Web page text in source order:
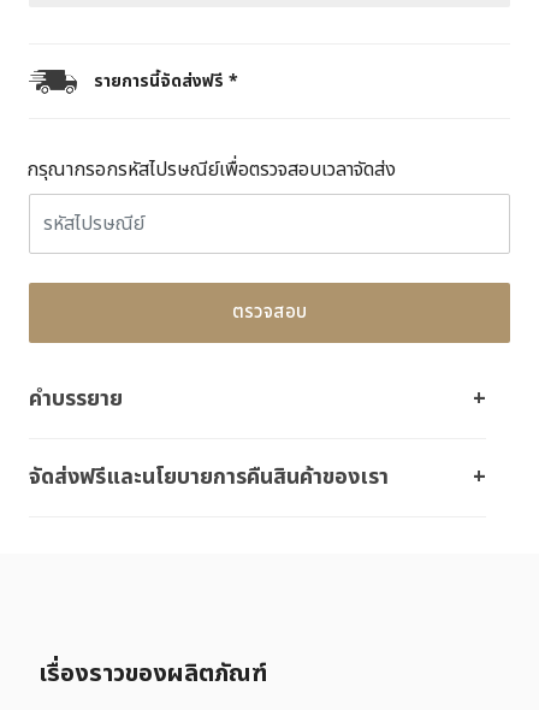
รายการนี้จัดส่งฟรี *
กรุณากรอกรหัสไปรษณีย์เพื่อตรวจสอบเวลาจัดส่ง
ตรวจสอบ
คำบรรยาย
จัดส่งฟรีและนโยบายการคืนสินค้าของเรา
เรื่องราวของผลิตภัณฑ์